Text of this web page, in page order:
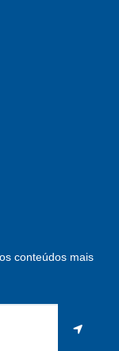
conteúdos mais